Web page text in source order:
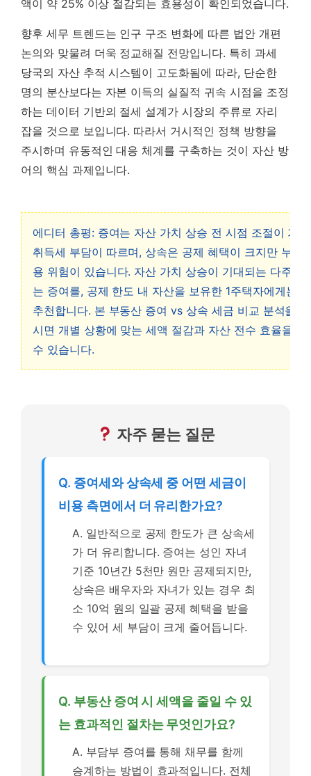
액이 약 25% 이상 절감되는 효용성이 확인되었습니다.
향후 세무 트렌드는 인구 구조 변화에 따른 법안 개편
논의와 맞물려 더욱 정교해질 전망입니다. 특히 과세
당국의 자산 추적 시스템이 고도화됨에 따라, 단순한
명의 분산보다는 자본 이득의 실질적 귀속 시점을 조정
하는 데이터 기반의 절세 설계가 시장의 주류로 자리
잡을 것으로 보입니다. 따라서 거시적인 정책 방향을
주시하며 유동적인 대응 체계를 구축하는 것이 자산 방
어의 핵심 과제입니다.
에디터 총평: 증여는 자산 가치 상승 전 시점 조절이 가
취득세 부담이 따르며, 상속은 공제 혜택이 크지만 누진
용 위험이 있습니다. 자산 가치 상승이 기대되는 다주택
는 증여를, 공제 한도 내 자산을 보유한 1주택자에게는
추천합니다. 본 부동산 증여 vs 상속 세금 비교 분석을
시면 개별 상황에 맞는 세액 절감과 자산 전수 효율을 확
수 있습니다.
자주 묻는 질문
Q. 증여세와 상속세 중 어떤 세금이
비용 측면에서 더 유리한가요?
A. 일반적으로 공제 한도가 큰 상속세
가 더 유리합니다. 증여는 성인 자녀
기준 10년간 5천만 원만 공제되지만,
상속은 배우자와 자녀가 있는 경우 최
소 10억 원의 일괄 공제 혜택을 받을
수 있어 세 부담이 크게 줄어듭니다.
Q. 부동산 증여 시 세액을 줄일 수 있
는 효과적인 절차는 무엇인가요?
A. 부담부 증여를 통해 채무를 함께
승계하는 방법이 효과적입니다. 전체